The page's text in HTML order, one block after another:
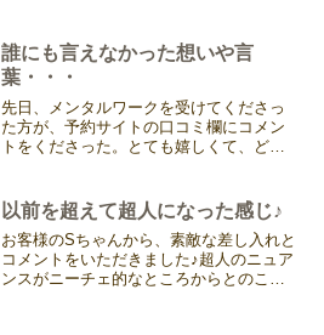
誰にも言えなかった想いや言
葉・・・
先日、メンタルワークを受けてくださっ
た方が、予約サイトの口コミ欄にコメン
トをくださった。とても嬉しくて、どう
ロンは、ご予約いただく時点ですごい緊
張でしょうし、不安も大き...
以前を超えて超人になった感じ♪
お客様のSちゃんから、素敵な差し入れと
コメントをいただきました♪超人のニュア
ンスがニーチェ的なところからとのこ